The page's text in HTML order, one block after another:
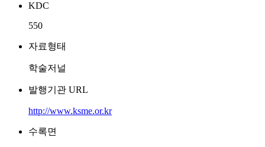
KDC
550
자료형태
학술저널
발행기관 URL
http://www.ksme.or.kr
수록면